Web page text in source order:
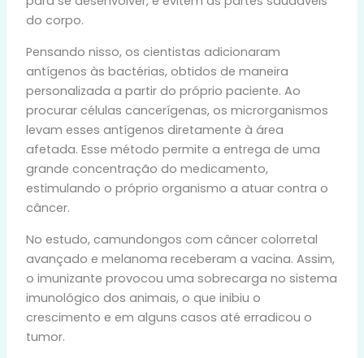
do corpo.
Pensando nisso, os cientistas adicionaram
antígenos às bactérias, obtidos de maneira
personalizada a partir do próprio paciente. Ao
procurar células cancerígenas, os microrganismos
levam esses antígenos diretamente à área
afetada. Esse método permite a entrega de uma
grande concentração do medicamento,
estimulando o próprio organismo a atuar contra o
câncer.
No estudo, camundongos com câncer colorretal
avançado e melanoma receberam a vacina. Assim,
o imunizante provocou uma sobrecarga no sistema
imunológico dos animais, o que inibiu o
crescimento e em alguns casos até erradicou o
tumor.